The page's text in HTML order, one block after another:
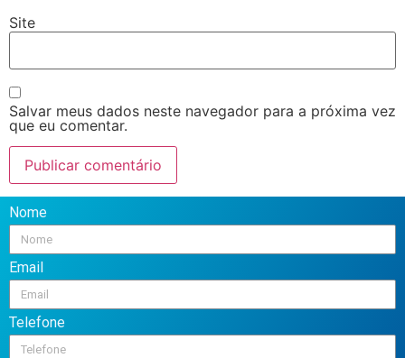
Site
Salvar meus dados neste navegador para a próxima vez
que eu comentar.
Nome
Email
Telefone